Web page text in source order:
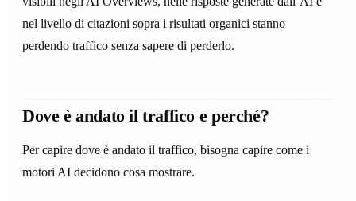
nel livello di citazioni sopra i risultati organici stanno
perdendo traffico senza sapere di perderlo.
Dove è andato il traffico e perché?
Per capire dove è andato il traffico, bisogna capire come i
motori AI decidono cosa mostrare.